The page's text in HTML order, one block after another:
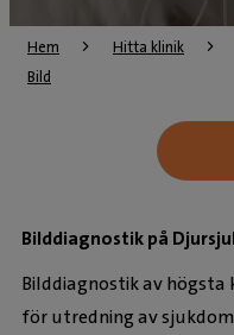
Hem Hitta klinik
Bild
Bilddiagnostik på
Bilddiagnostik av
för utredning av